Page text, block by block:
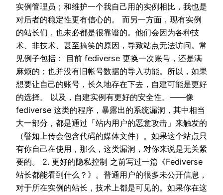
实例管理员；和维护一个我自己用的实例相比，我也是
对后者的稳定性更有信心的。 而另一方面，现有实例
的站长们，也未必都是很靠谱的。他们会因为各种技
术、非技术、甚至搞笑的原因，导致站点无法访问。常
见例子包括： 目前 fediverse 更换一次账号，还是满
麻烦的；也并没有旧帐号数据的导入功能。所以，如果
想要让自己的账号，长久地存在下去，自建可能是更好
的选择。 以及，自建实例有更好的安全性。——像
fediverse 这类的程序，暴露出的系统漏洞，其中相当
大一部分，都是通过「站内用户的恶意攻击」来触发的
（譬如上传会包含代码的媒体文件）。如果这个站点只
有你自己在使用，那么，这类漏洞，对你来说是无关紧
要的。 2. 更好的隐私控制 之前写过一篇《Fediverse
站长都能看到什么？》。普通用户的很多未公开信息，
对于所在实例的站长，技术上都是可见的。如果你在这